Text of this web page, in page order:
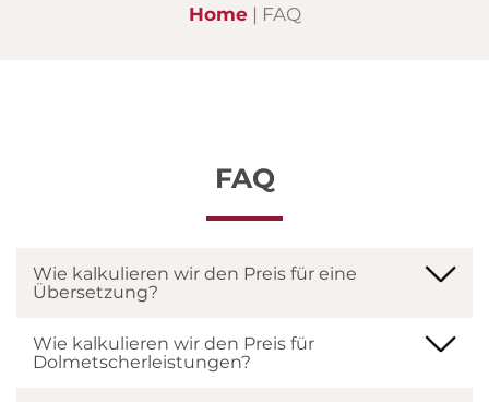
Dolmetscher
Sprachaufnahmen
Home FAQ
FAQ
Wie kalkulieren wir den Preis für eine
Übersetzung?
Wie kalkulieren wir den Preis für
Dolmetscherleistungen?